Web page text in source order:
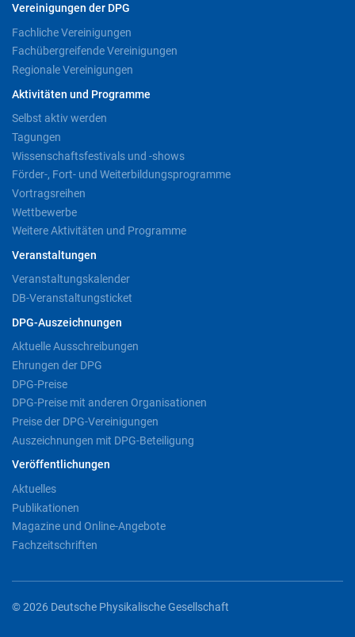
Vereinigungen der DPG
Fachliche Vereinigungen
Fachübergreifende Vereinigungen
Regionale Vereinigungen
Aktivitäten und Programme
Selbst aktiv werden
Tagungen
Wissenschaftsfestivals und -shows
Förder-, Fort- und Weiterbildungsprogramme
Vortragsreihen
Wettbewerbe
Weitere Aktivitäten und Programme
Veranstaltungen
Veranstaltungskalender
DB-Veranstaltungsticket
DPG-Auszeichnungen
Aktuelle Ausschreibungen
Ehrungen der DPG
DPG-Preise
DPG-Preise mit anderen Organisationen
Preise der DPG-Vereinigungen
Auszeichnungen mit DPG-Beteiligung
Veröffentlichungen
Aktuelles
Publikationen
Magazine und Online-Angebote
Fachzeitschriften
© 2026 Deutsche Physikalische Gesellschaft